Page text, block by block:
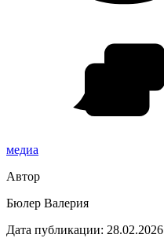
медиа
Автор
Бюлер Валерия
Дата публикации: 28.02.2026